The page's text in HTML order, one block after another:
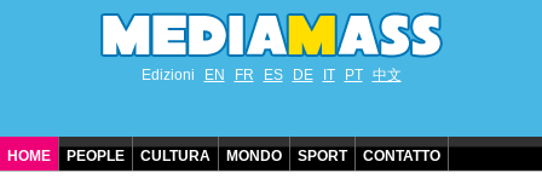
Edizioni EN FR ES DE IT PT 中文
HOME PEOPLE CULTURA MONDO SPORT CONTATTO